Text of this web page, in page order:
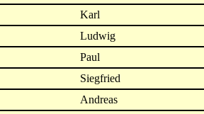
Karl
Ludwig
Paul
Siegfried
Andreas